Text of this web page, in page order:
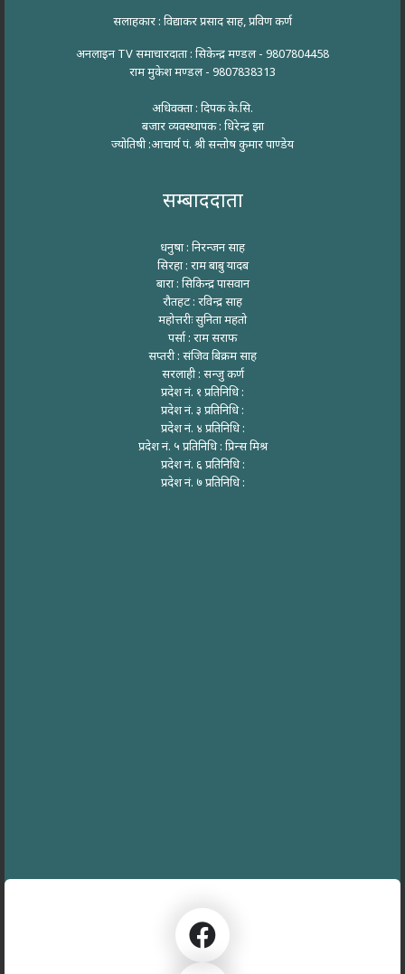
सलाहकार : विद्याकर प्रसाद साह, प्रविण कर्ण
अनलाइन TV समाचारदाता : सिकेन्द्र मण्डल - 9807804458
राम मुकेश मण्डल - 9807838313
अधिवक्ता : दिपक के.सि.
बजार व्यवस्थापक : धिरेन्द्र झा
ज्योतिषी :आचार्य पं. श्री सन्तोष कुमार पाण्डेय
सम्बाददाता
धनुषा : निरन्जन साह
सिरहा : राम बाबु यादब
बारा : सिकिन्द्र पासवान
रौतहट : रविन्द्र साह
महोत्तरीः सुनिता महतो
पर्सा : राम सराफ
सप्तरी : संजिव बिक्रम साह
सरलाही : सन्जु कर्ण
प्रदेश नं. १ प्रतिनिधि :
प्रदेश नं. ३ प्रतिनिधि :
प्रदेश नं. ४ प्रतिनिधि :
प्रदेश नं. ५ प्रतिनिधि : प्रिन्स मिश्र
प्रदेश नं. ६ प्रतिनिधि :
प्रदेश नं. ७ प्रतिनिधि :